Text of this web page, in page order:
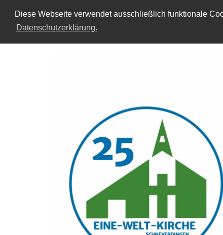
Diese Webseite verwendet ausschließlich funktionale
Datenschutzerklärung.